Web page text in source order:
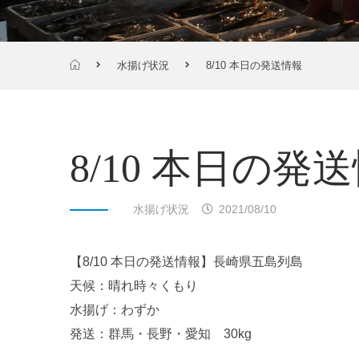
水揚げ状況 8/10 本日の発送情報
8/10 本日の発
水揚げ状況 2021/08/10
【8/10 本日の発送情報】長崎県五島列島
天候：晴れ時々くもり
水揚げ：わずか
発送：群馬・長野・愛知 30kg